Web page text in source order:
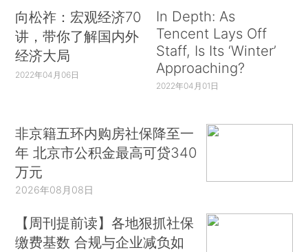
向松祚：宏观经济70
讲，带你了解国内外
经济大局
2022年04月06日
In Depth: As
Tencent Lays Off
Staff, Is Its ‘Winter’
Approaching?
2022年04月01日
非京籍五环内购房社保降至一
年 北京市公积金最高可贷340
万元
2026年08月08日
【周刊提前读】各地狠抓社保
缴费基数 合规与企业减负如